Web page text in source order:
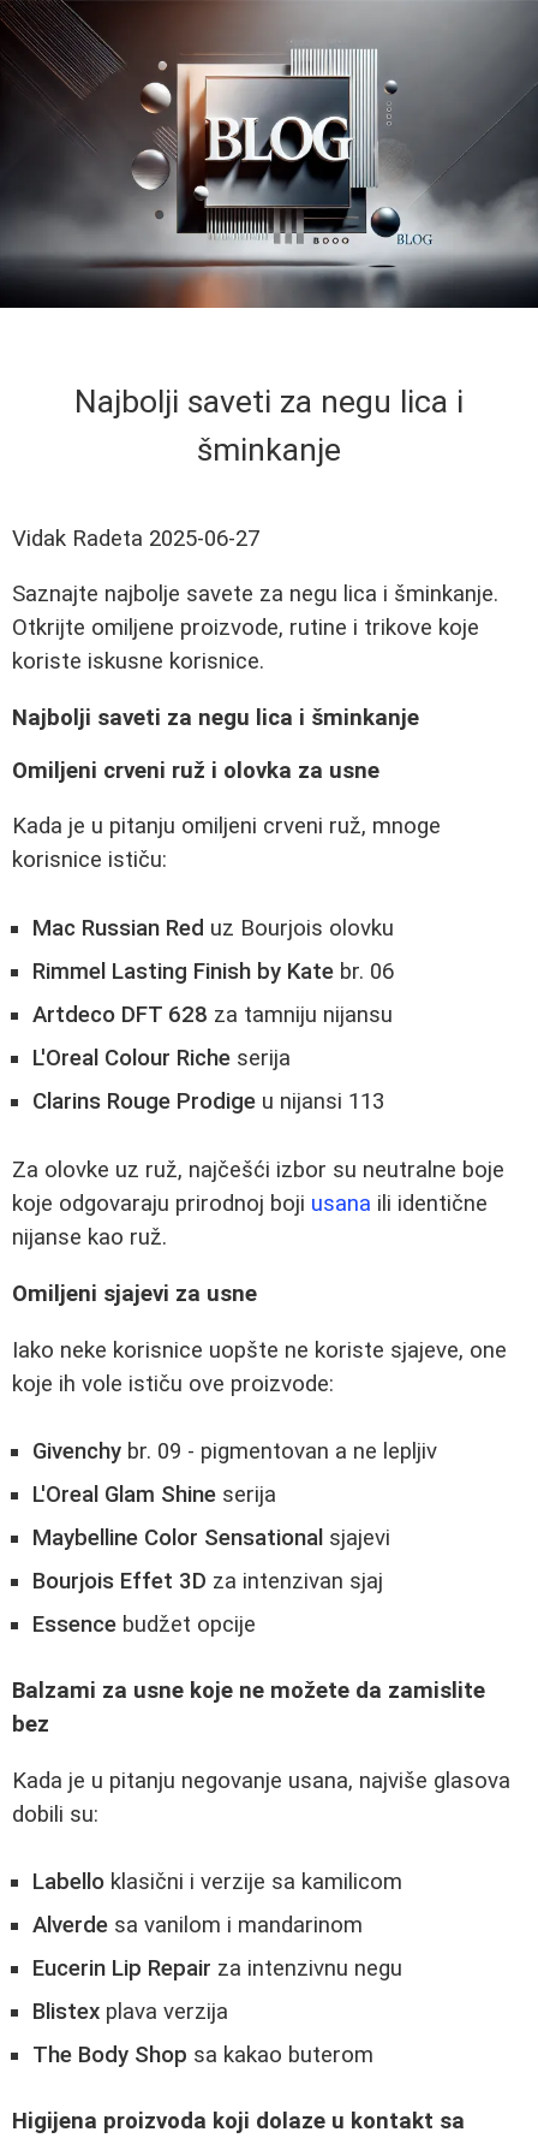
Najbolji saveti za negu lica i
šminkanje
Vidak Radeta 2025-06-27
Saznajte najbolje savete za negu lica i šminkanje.
Otkrijte omiljene proizvode, rutine i trikove koje
koriste iskusne korisnice.
Najbolji saveti za negu lica i šminkanje
Omiljeni crveni ruž i olovka za usne
Kada je u pitanju omiljeni crveni ruž, mnoge
korisnice ističu:
Mac Russian Red uz Bourjois olovku
Rimmel Lasting Finish by Kate br. 06
Artdeco DFT 628 za tamniju nijansu
L'Oreal Colour Riche serija
Clarins Rouge Prodige u nijansi 113
Za olovke uz ruž, najčešći izbor su neutralne boje
koje odgovaraju prirodnoj boji usana ili identične
nijanse kao ruž.
Omiljeni sjajevi za usne
Iako neke korisnice uopšte ne koriste sjajeve, one
koje ih vole ističu ove proizvode:
Givenchy br. 09 - pigmentovan a ne lepljiv
L'Oreal Glam Shine serija
Maybelline Color Sensational sjajevi
Bourjois Effet 3D za intenzivan sjaj
Essence budžet opcije
Balzami za usne koje ne možete da zamislite
bez
Kada je u pitanju negovanje usana, najviše glasova
dobili su:
Labello klasični i verzije sa kamilicom
Alverde sa vanilom i mandarinom
Eucerin Lip Repair za intenzivnu negu
Blistex plava verzija
The Body Shop sa kakao buterom
Higijena proizvoda koji dolaze u kontakt sa